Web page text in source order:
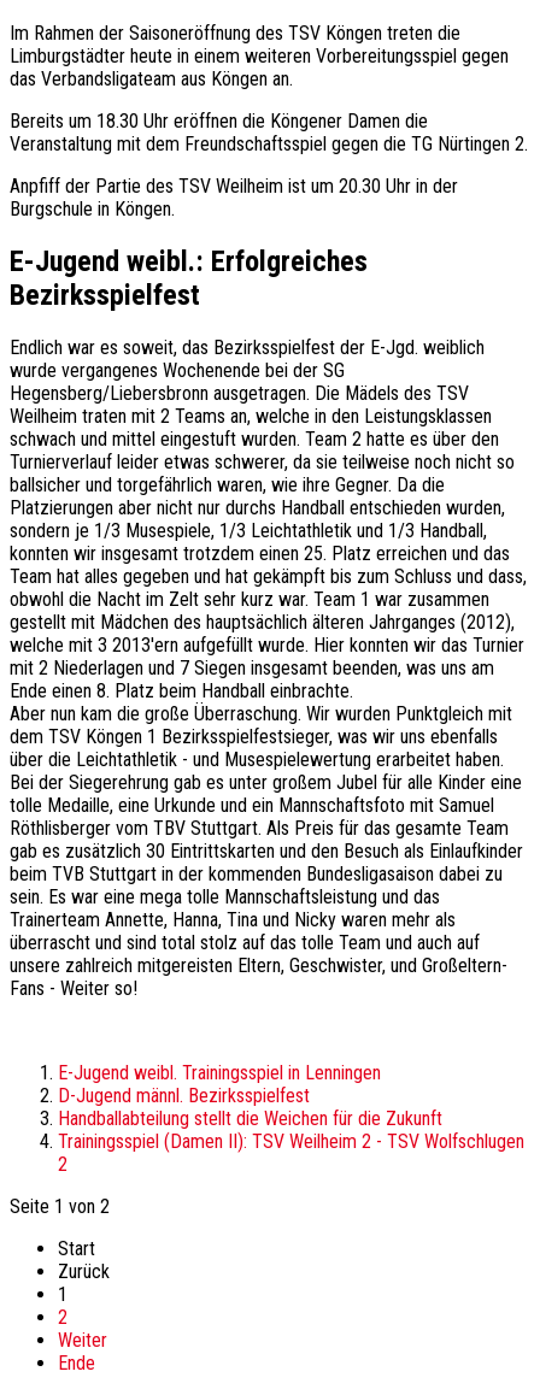
Im Rahmen der Saisoneröffnung des TSV Köngen treten die
Limburgstädter heute in einem weiteren Vorbereitungsspiel gegen
das Verbandsligateam aus Köngen an.
Bereits um 18.30 Uhr eröffnen die Köngener Damen die
Veranstaltung mit dem Freundschaftsspiel gegen die TG Nürtingen 2.
Anpfiff der Partie des TSV Weilheim ist um 20.30 Uhr in der
Burgschule in Köngen.
E-Jugend weibl.: Erfolgreiches
Bezirksspielfest
Endlich war es soweit, das Bezirksspielfest der E-Jgd. weiblich
wurde vergangenes Wochenende bei der SG
Hegensberg/Liebersbronn ausgetragen. Die Mädels des TSV
Weilheim traten mit 2 Teams an, welche in den Leistungsklassen
schwach und mittel eingestuft wurden. Team 2 hatte es über den
Turnierverlauf leider etwas schwerer, da sie teilweise noch nicht so
ballsicher und torgefährlich waren, wie ihre Gegner. Da die
Platzierungen aber nicht nur durchs Handball entschieden wurden,
sondern je 1/3 Musespiele, 1/3 Leichtathletik und 1/3 Handball,
konnten wir insgesamt trotzdem einen 25. Platz erreichen und das
Team hat alles gegeben und hat gekämpft bis zum Schluss und dass,
obwohl die Nacht im Zelt sehr kurz war. Team 1 war zusammen
gestellt mit Mädchen des hauptsächlich älteren Jahrganges (2012),
welche mit 3 2013'ern aufgefüllt wurde. Hier konnten wir das Turnier
mit 2 Niederlagen und 7 Siegen insgesamt beenden, was uns am
Ende einen 8. Platz beim Handball einbrachte.
Aber nun kam die große Überraschung. Wir wurden Punktgleich mit
dem TSV Köngen 1 Bezirksspielfestsieger, was wir uns ebenfalls
über die Leichtathletik - und Musespielewertung erarbeitet haben.
Bei der Siegerehrung gab es unter großem Jubel für alle Kinder eine
tolle Medaille, eine Urkunde und ein Mannschaftsfoto mit Samuel
Röthlisberger vom TBV Stuttgart. Als Preis für das gesamte Team
gab es zusätzlich 30 Eintrittskarten und den Besuch als Einlaufkinder
beim TVB Stuttgart in der kommenden Bundesligasaison dabei zu
sein. Es war eine mega tolle Mannschaftsleistung und das
Trainerteam Annette, Hanna, Tina und Nicky waren mehr als
überrascht und sind total stolz auf das tolle Team und auch auf
unsere zahlreich mitgereisten Eltern, Geschwister, und Großeltern-
Fans - Weiter so!
E-Jugend weibl. Trainingsspiel in Lenningen
D-Jugend männl. Bezirksspielfest
Handballabteilung stellt die Weichen für die Zukunft
Trainingsspiel (Damen II): TSV Weilheim 2 - TSV Wolfschlugen
2
Seite 1 von 2
Start
Zurück
1
2
Weiter
Ende